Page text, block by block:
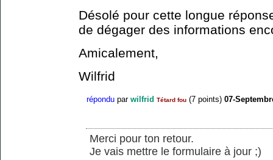
Désolé pour cette longue
de dégager des informations
Amicalement,
Wilfrid
répondu par wilfrid Tétard fou (7 points) 07-
Merci pour ton retour.
Je vais mettre le formulaire à jour ;)